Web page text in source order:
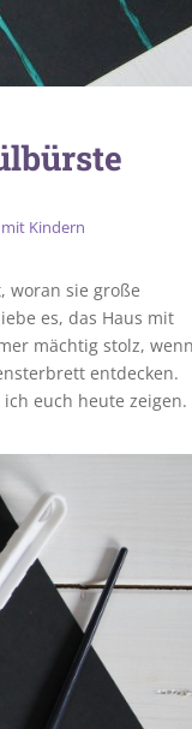
Kindern
woran sie große
es, das Haus mit
mächtig stolz, wenn
entdecken.
euch heute zeigen.